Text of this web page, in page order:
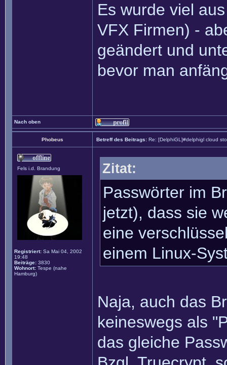
Es wurde viel
VFX Firmen) -
geändert und
bevor man
Nach oben
Phobeus Betreff des Beitrags: Re: [DelphiGL]#delphigl cloud
Fels i.d. Brandung
Registriert: Sa Mai 04, 2002
19:48
Beiträge: 3830
Wohnort: Tespe (nahe
Hamburg)
Zitat:
Passwörter im
jetzt), dass sie
eine
einem Linux-
Naja, auch das
keineswegs als
das gleiche